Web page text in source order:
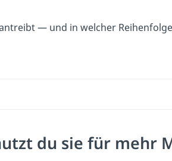
— und in welcher
du sie für mehr